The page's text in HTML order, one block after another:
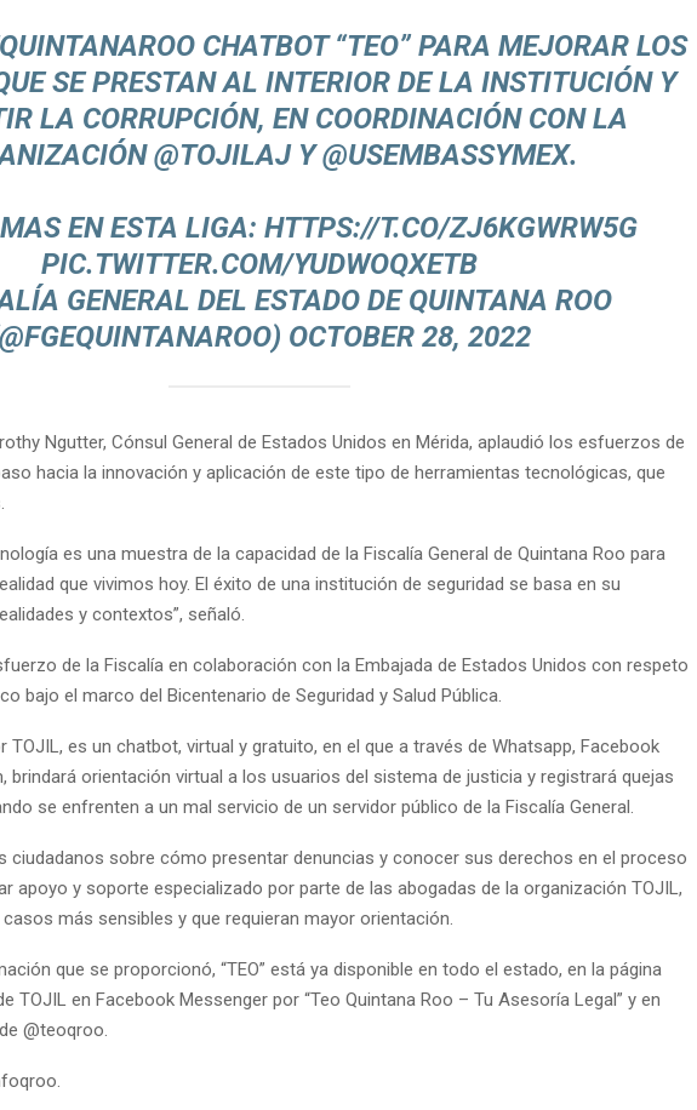
CHATBOT “TEO” PARA MEJORAR LOS
SE PRESTAN AL INTERIOR DE LA INSTITUCIÓN Y
LA CORRUPCIÓN, EN COORDINACIÓN CON LA
@TOJILAJY@USEMBASSYMEX.
EN ESTA LIGA: HTTPS://T.CO/ZJ6KGWRW5G
PIC.TWITTER.COM/YUDWOQXETB
GENERAL DEL ESTADO DE QUINTANA ROO
OCTOBER 28, 2022
Ngutter, Cónsul General de Estados Unidos en Mérida, aplaudió los esfuerzos de
hacia la innovación y aplicación de este tipo de herramientas tecnológicas, que
es una muestra de la capacidad de la Fiscalía General de Quintana Roo para
que vivimos hoy. El éxito de una institución de seguridad se basa en su
y contextos”, señaló.
de la Fiscalía en colaboración con la Embajada de Estados Unidos con respeto
bajo el marco del Bicentenario de Seguridad y Salud Pública.
TOJIL, es un chatbot, virtual y gratuito, en el que a través de Whatsapp, Facebook
brindará orientación virtual a los usuarios del sistema de justicia y registrará quejas
se enfrenten a un mal servicio de un servidor público de la Fiscalía General.
ciudadanos sobre cómo presentar denuncias y conocer sus derechos en el proceso
apoyo y soporte especializado por parte de las abogadas de la organización TOJIL,
más sensibles y que requieran mayor orientación.
que se proporcionó, “TEO” está ya disponible en todo el estado, en la página
TOJIL en Facebook Messenger por “Teo Quintana Roo – Tu Asesoría Legal” y en
@teoqroo.